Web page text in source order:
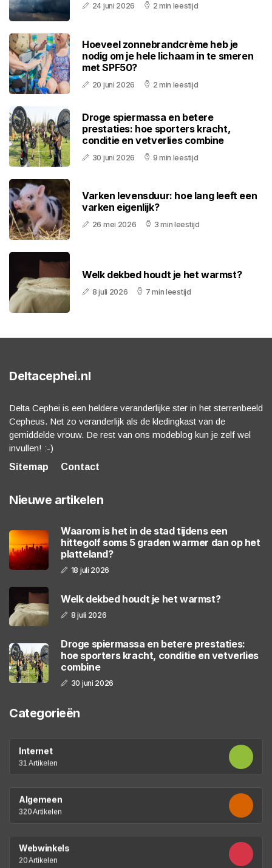
24 juni 2026 2 min leestijd
Hoeveel zonnebrandcrème heb je
nodig om je hele lichaam in te smeren
met SPF50?
20 juni 2026 2 min leestijd
Droge spiermassa en betere
prestaties: hoe sporters kracht,
conditie en vetverlies combine
30 juni 2026 9 min leestijd
Varken levensduur: hoe lang leeft een
varken eigenlijk?
26 mei 2026 3 min leestijd
Welk dekbed houdt je het warmst?
8 juli 2026 7 min leestijd
Deltacephei.nl
Delta Cephei is een heldere veranderlijke ster in het sterrenbeeld
Cepheus. Net zo veranderlijk als de kledingkast van de
gemiddelde vrouw. De rest van ons modeblog kun je zelf wel
invullen! :-)
Sitemap
Contact
Nieuwe artikelen
Waarom is het in de stad tijdens een
hittegolf soms 5 graden warmer dan op het
platteland?
18 juli 2026
Welk dekbed houdt je het warmst?
8 juli 2026
Droge spiermassa en betere prestaties:
hoe sporters kracht, conditie en vetverlies
combine
30 juni 2026
Categorieën
Internet
31 Artikelen
Algemeen
320 Artikelen
Webwinkels
20 Artikelen